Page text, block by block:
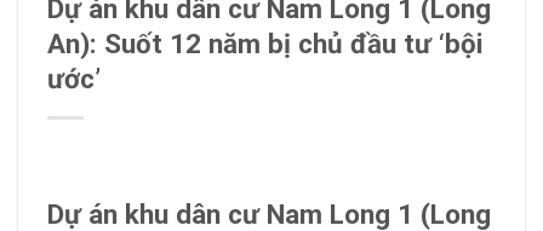
Dự án khu dân cư Nam Long 1 (Long
An): Suốt 12 năm bị chủ đầu tư ‘bội
ước’
Dự án khu dân cư Nam Long 1 (Long